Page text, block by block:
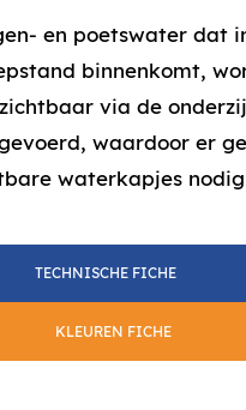
en poetswater dat
binnenkomt,
via de
waardoor er
waterkapjes
TECHNISCHE FICHE
KLEUREN FICHE